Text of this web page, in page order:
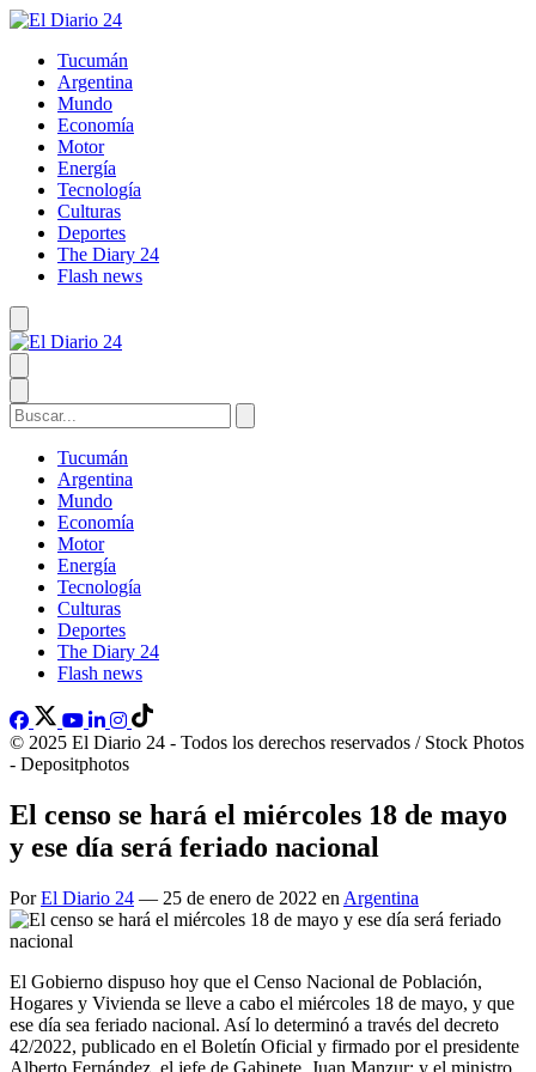
Tucumán
Argentina
Mundo
Economía
Motor
Energía
Tecnología
Culturas
Deportes
The Diary 24
Flash news
Tucumán
Argentina
Mundo
Economía
Motor
Energía
Tecnología
Culturas
Deportes
The Diary 24
Flash news
© 2025 El Diario 24 - Todos los derechos reservados / Stock Photos
- Depositphotos
El censo se hará el miércoles 18 de mayo
y ese día será feriado nacional
PorEl Diario 24 — 25 de enero de 2022 en Argentina
El Gobierno dispuso hoy que el Censo Nacional de Población,
Hogares y Vivienda se lleve a cabo el miércoles 18 de mayo, y que
ese día sea feriado nacional. Así lo determinó a través del decreto
42/2022, publicado en el Boletín Oficial y firmado por el presidente
Alberto Fernández, el jefe de Gabinete, Juan Manzur; y el ministro